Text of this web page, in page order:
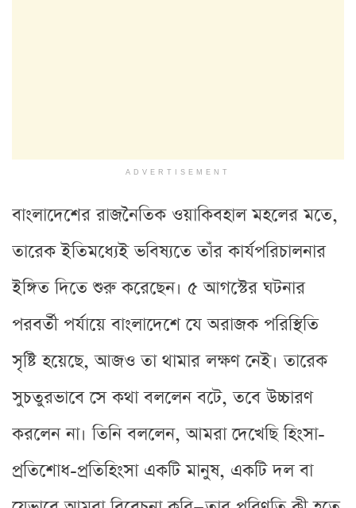
ADVERTISEMENT
বাংলাদেশের রাজনৈতিক ওয়াকিবহাল মহলের মতে,
তারেক ইতিমধ্যেই ভবিষ্যতে তাঁর কার্যপরিচালনার
ইঙ্গিত দিতে শুরু করেছেন। ৫ আগস্টের ঘটনার
পরবর্তী পর্যায়ে বাংলাদেশে যে অরাজক পরিস্থিতি
সৃষ্টি হয়েছে, আজও তা থামার লক্ষণ নেই। তারেক
সুচতুরভাবে সে কথা বললেন বটে, তবে উচ্চারণ
করলেন না। তিনি বললেন, আমরা দেখেছি হিংসা-
প্রতিশোধ-প্রতিহিংসা একটি মানুষ, একটি দল বা